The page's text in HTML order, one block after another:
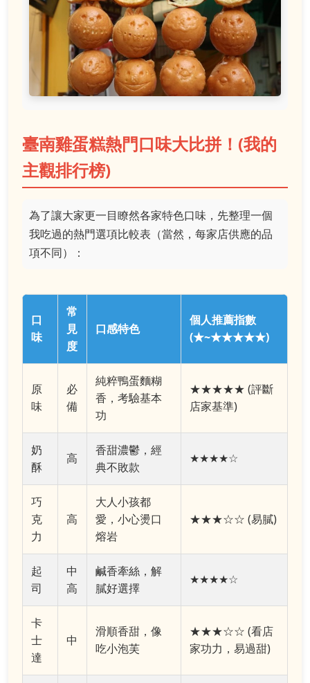
臺南雞蛋糕熱門口味大比拼！(我的
主觀排行榜)
為了讓大家更一目瞭然各家特色口味，先整理一個
我吃過的熱門選項比較表（當然，每家店供應的品
項不同）：
口
味
常
見
度
口感特色
個人推薦指數
(★~★★★★★)
原
味
必
備
純粹鴨蛋麵糊
香，考驗基本
功
★★★★★ (評斷
店家基準)
奶
酥
高
香甜濃鬱，經
典不敗款
★★★★☆
巧
克
力
高
大人小孩都
愛，小心燙口
熔岩
★★★☆☆ (易膩)
起
司
中
高
鹹香牽絲，解
膩好選擇
★★★★☆
卡
士
達
中
滑順香甜，像
吃小泡芙
★★★☆☆ (看店
家功力，易過甜)